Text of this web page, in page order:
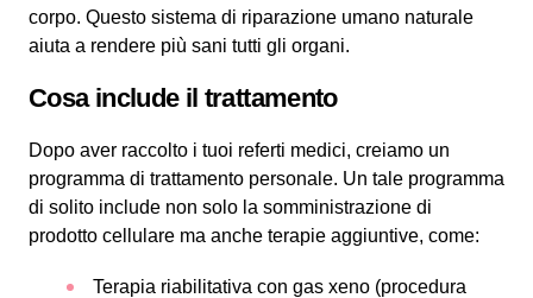
corpo. Questo sistema di riparazione umano naturale
aiuta a rendere più sani tutti gli organi.
Cosa include il trattamento
Dopo aver raccolto i tuoi referti medici, creiamo un
programma di trattamento personale. Un tale programma
di solito include non solo la somministrazione di
prodotto cellulare ma anche terapie aggiuntive, come:
Terapia riabilitativa con gas xeno (procedura